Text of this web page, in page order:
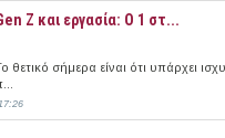
Z και εργασία: Ο 1 στ...
θετικό σήμερα είναι ότι υπάρχει